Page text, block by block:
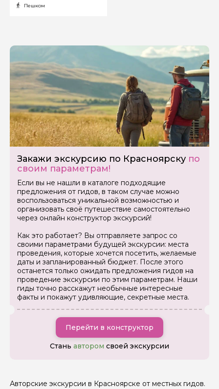
Пешком
Закажи экскурсию по Красноярску по
своим параметрам!
Если вы не нашли в каталоге подходящие
предложения от гидов, в таком случае можно
воспользоваться уникальной возможностью и
организовать своё путешествие самостоятельно
через онлайн конструктор экскурсий!
Как это работает? Вы отправляете запрос со
своими параметрами будущей экскурсии: места
проведения, которые хочется посетить, желаемые
даты и запланированный бюджет. После этого
останется только ожидать предложения гидов на
проведение экскурсии по этим параметрам. Наши
гиды точно расскажут необычные интересные
факты и покажут удивляющие, секретные места.
Перейти в конструктор
Стань автором своей экскурсии
Авторские экскурсии в Красноярске от местных гидов.
Задайте свой вопрос гиду
Как вас зовут
Ваша электронная почта
Ваш номер телефона
Вопросы и комментарии
Если у вас есть интересующие вопросы, можете их
задать
Я даю своё согласие на обработку персональных
данных